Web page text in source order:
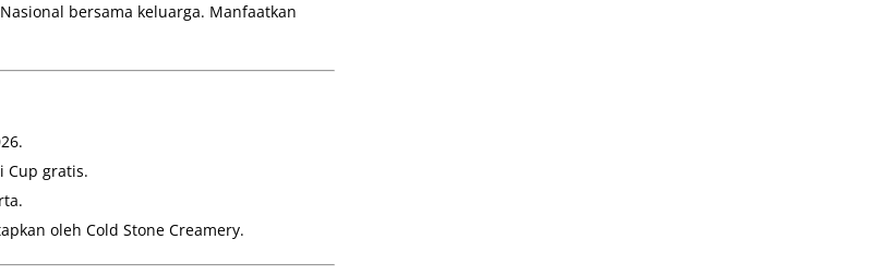
bersama keluarga. Manfaatkan
Cup gratis.
oleh Cold Stone Creamery.